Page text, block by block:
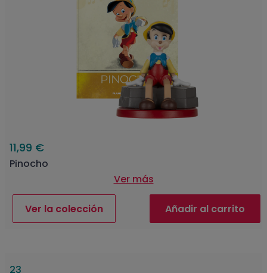
11,99 €
Pinocho
Ver más
Ver la colección Añadir al carrito
23